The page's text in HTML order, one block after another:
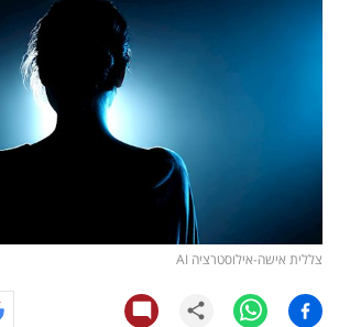
מדדים
רכילות
עסקית
קריפטו
ויראלי
צללית אישה-אילוסטרציה AI